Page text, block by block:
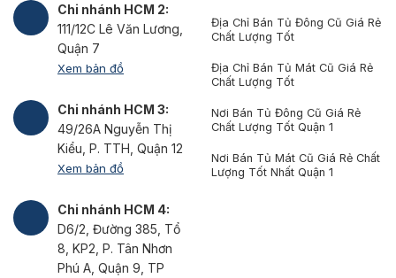
Chi nhánh HCM 2:
111/12C Lê Văn Lương,
Quận 7
Xem bản đồ
Chi nhánh HCM 3:
49/26A Nguyễn Thị
Kiểu, P. TTH, Quận 12
Xem bản đồ
Chi nhánh HCM 4:
D6/2, Đường 385, Tổ
8, KP2, P. Tân Nhơn
Phú A, Quận 9, TP
Địa Chỉ Bán Tủ Đông Cũ Giá Rẻ
Chất Lượng Tốt
Địa Chỉ Bán Tủ Mát Cũ Giá Rẻ
Chất Lượng Tốt
Nơi Bán Tủ Đông Cũ Giá Rẻ
Chất Lượng Tốt Quận 1
Nơi Bán Tủ Mát Cũ Giá Rẻ Chất
Lượng Tốt Nhất Quận 1